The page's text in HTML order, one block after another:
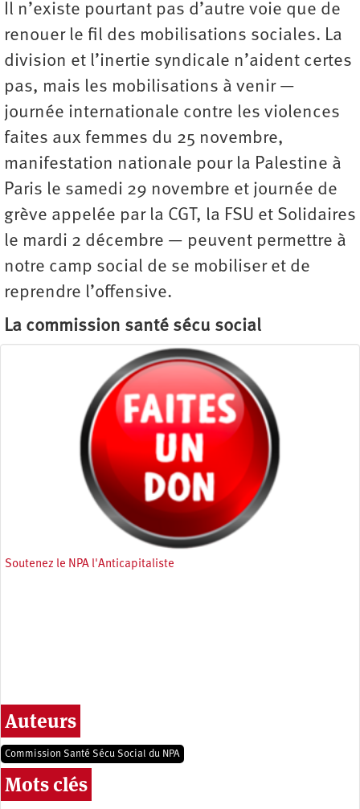
Il n’existe pourtant pas d’autre voie que de
renouer le fil des mobilisations sociales. La
division et l’inertie syndicale n’aident certes
pas, mais les mobilisations à venir —
journée internationale contre les violences
faites aux femmes du 25 novembre,
manifestation nationale pour la Palestine à
Paris le samedi 29 novembre et journée de
grève appelée par la CGT, la FSU et Solidaires
le mardi 2 décembre — peuvent permettre à
notre camp social de se mobiliser et de
reprendre l’offensive.
La commission santé sécu social
Soutenez le NPA l'Anticapitaliste
Auteurs
Commission Santé Sécu Social du NPA
Mots clés